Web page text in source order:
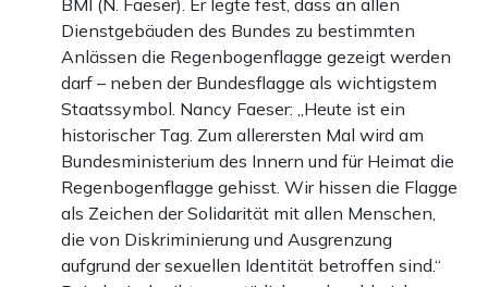
Dienstgebäuden des Bundes zu bestimmten
Anlässen die Regenbogenflagge gezeigt werden
darf – neben der Bundesflagge als wichtigstem
Staatssymbol. Nancy Faeser: „Heute ist ein
historischer Tag. Zum allerersten Mal wird am
Bundesministerium des Innern und für Heimat die
Regenbogenflagge gehisst. Wir hissen die Flagge
als Zeichen der Solidarität mit allen Menschen,
die von Diskriminierung und Ausgrenzung
aufgrund der sexuellen Identität betroffen sind.“